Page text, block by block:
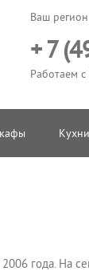
Ваш
+ 7
Работаем
Кухни
года. На